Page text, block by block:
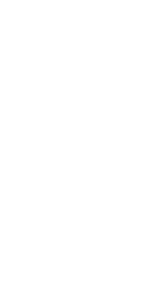
tức là một hệ
đánh giá và kiểm
lại hoặc rút khỏi bộ tiêu
BS nên có thể sử